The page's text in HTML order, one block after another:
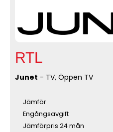
RTL
Junet - TV, Öppen TV
Jämför
Engångsavgift
Jämförpris 24 mån